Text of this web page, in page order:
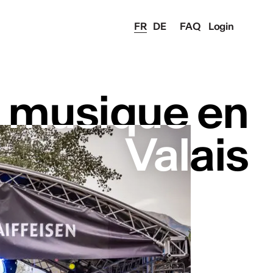
FAQ Login
FR DE
en
Valais
en
Valais